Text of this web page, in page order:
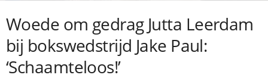
Woede om gedrag Jutta Leerdam
bij bokswedstrijd Jake Paul:
‘Schaamteloos!’